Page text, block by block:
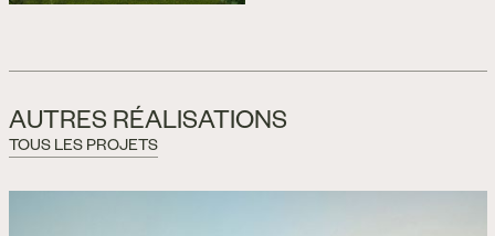
AUTRES RÉALISATIONS
TOUS LES PROJETS